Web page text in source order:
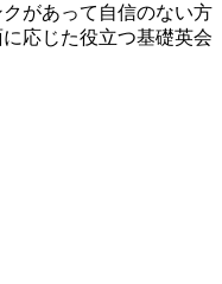
があって自信のない方
応じた役立つ基礎英会